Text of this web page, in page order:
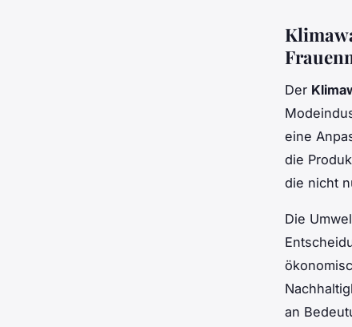
Der
eine
die
die nicht
Die
an